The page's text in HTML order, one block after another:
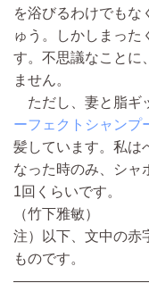
を浴びるわけでもな
ゅう。しかしまった
す。不思議なことに
ません。
ただし、妻と脂ギ
ーフェクトシャンプ
髪しています。私は
なった時のみ、シャ
1回くらいです。
（竹下雅敏）
注）以下、文中の赤
ものです。